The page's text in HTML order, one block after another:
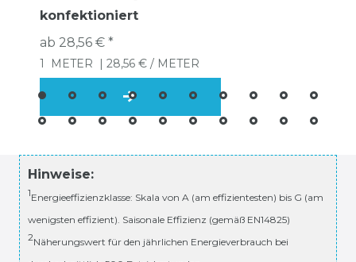
konfektioniert
ab 28,56 € *
1 METER | 28,56 € / METER
Hinweise:
1Energieeffizienzklasse: Skala von A (am effizientesten) bis G (am
wenigsten effizient). Saisonale Effizienz (gemäß EN14825)
2Näherungswert für den jährlichen Energieverbrauch bei